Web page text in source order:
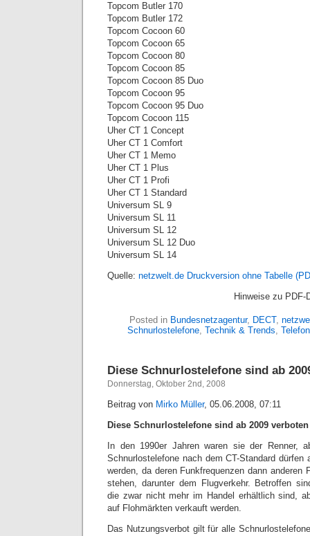
Topcom Butler 170
Topcom Butler 172
Topcom Cocoon 60
Topcom Cocoon 65
Topcom Cocoon 80
Topcom Cocoon 85
Topcom Cocoon 85 Duo
Topcom Cocoon 95
Topcom Cocoon 95 Duo
Topcom Cocoon 115
Uher CT 1 Concept
Uher CT 1 Comfort
Uher CT 1 Memo
Uher CT 1 Plus
Uher CT 1 Profi
Uher CT 1 Standard
Universum SL 9
Universum SL 11
Universum SL 12
Universum SL 12 Duo
Universum SL 14
Quelle: netzwelt.de Druckversion ohne Tabelle
Hinweise zu
Posted in Bundesnetzagentur, DECT,
Schnurlostelefone, Technik & Trends,
Diese Schnurlostelefone sind ab
Donnerstag, Oktober 2nd, 2008
Beitrag von Mirko Müller, 05.06.2008, 07:11
Diese Schnurlostelefone sind ab 2009 verboten
In den 1990er Jahren waren sie der Renner,
Schnurlostelefone nach dem CT-Standard dürfen
werden, da deren Funkfrequenzen dann anderen
stehen, darunter dem Flugverkehr. Betroffen
die zwar nicht mehr im Handel erhältlich sind,
auf Flohmärkten verkauft werden.
Das Nutzungsverbot gilt für alle